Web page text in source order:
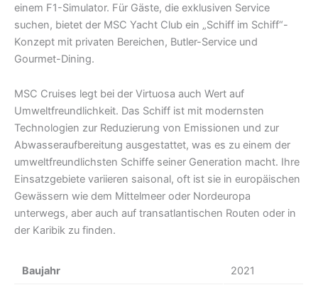
einem F1-Simulator. Für Gäste, die exklusiven Service
suchen, bietet der MSC Yacht Club ein „Schiff im Schiff“-
Konzept mit privaten Bereichen, Butler-Service und
Gourmet-Dining.
MSC Cruises legt bei der Virtuosa auch Wert auf
Umweltfreundlichkeit. Das Schiff ist mit modernsten
Technologien zur Reduzierung von Emissionen und zur
Abwasseraufbereitung ausgestattet, was es zu einem der
umweltfreundlichsten Schiffe seiner Generation macht. Ihre
Einsatzgebiete variieren saisonal, oft ist sie in europäischen
Gewässern wie dem Mittelmeer oder Nordeuropa
unterwegs, aber auch auf transatlantischen Routen oder in
der Karibik zu finden.
Baujahr 2021